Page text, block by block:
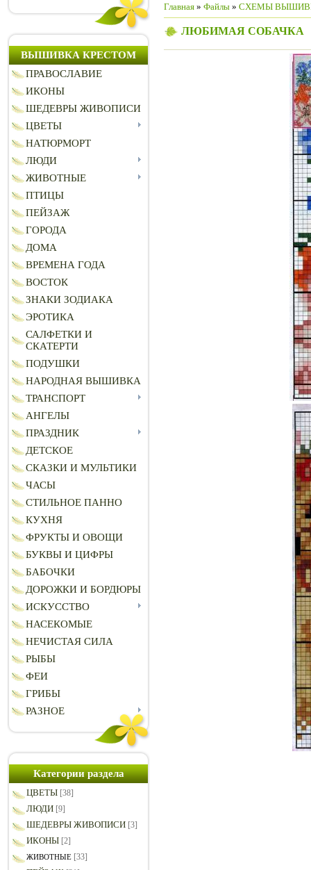
ВЫШИВКА КРЕСТОМ
ПРАВОСЛАВИЕ
ИКОНЫ
ШЕДЕВРЫ ЖИВОПИСИ
ЦВЕТЫ
НАТЮРМОРТ
ЛЮДИ
ЖИВОТНЫЕ
ПТИЦЫ
ПЕЙЗАЖ
ГОРОДА
ДОМА
ВРЕМЕНА ГОДА
ВОСТОК
ЗНАКИ ЗОДИАКА
ЭРОТИКА
САЛФЕТКИ И
СКАТЕРТИ
ПОДУШКИ
НАРОДНАЯ ВЫШИВКА
ТРАНСПОРТ
АНГЕЛЫ
ПРАЗДНИК
ДЕТСКОЕ
СКАЗКИ И МУЛЬТИКИ
ЧАСЫ
СТИЛЬНОЕ ПАННО
КУХНЯ
ФРУКТЫ И ОВОЩИ
БУКВЫ И ЦИФРЫ
БАБОЧКИ
ДОРОЖКИ И БОРДЮРЫ
ИСКУССТВО
НАСЕКОМЫЕ
НЕЧИСТАЯ СИЛА
РЫБЫ
ФЕИ
ГРИБЫ
РАЗНОЕ
Категории раздела
ЦВЕТЫ [38]
ЛЮДИ [9]
ШЕДЕВРЫ ЖИВОПИСИ [3]
ИКОНЫ [2]
ЖИВОТНЫЕ [33]
Главная » Файлы » СХЕМЫ
ЛЮБИМАЯ СОБАЧКА